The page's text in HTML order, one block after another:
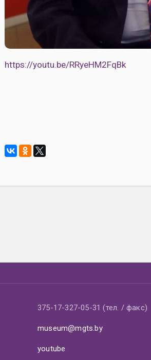
https://youtu.be/RRyeHM2FqBk
375-17-327-05-31 (тел. / факс)
museum@mgts.by
youtube